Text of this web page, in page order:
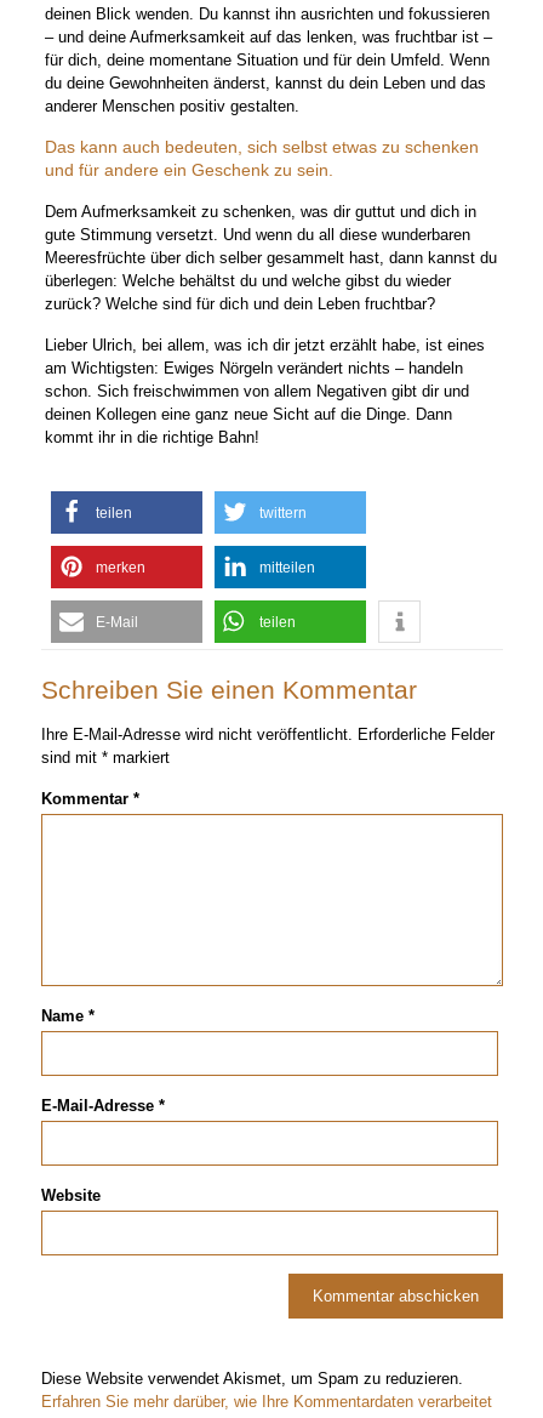
deinen Blick wenden. Du kannst ihn ausrichten und fokussieren
– und deine Aufmerksamkeit auf das lenken, was fruchtbar ist –
für dich, deine momentane Situation und für dein Umfeld. Wenn
du deine Gewohnheiten änderst, kannst du dein Leben und das
anderer Menschen positiv gestalten.
Das kann auch bedeuten, sich selbst etwas zu schenken
und für andere ein Geschenk zu sein.
Dem Aufmerksamkeit zu schenken, was dir guttut und dich in
gute Stimmung versetzt. Und wenn du all diese wunderbaren
Meeresfrüchte über dich selber gesammelt hast, dann kannst du
überlegen: Welche behältst du und welche gibst du wieder
zurück? Welche sind für dich und dein Leben fruchtbar?
Lieber Ulrich, bei allem, was ich dir jetzt erzählt habe, ist eines
am Wichtigsten: Ewiges Nörgeln verändert nichts – handeln
schon. Sich freischwimmen von allem Negativen gibt dir und
deinen Kollegen eine ganz neue Sicht auf die Dinge. Dann
kommt ihr in die richtige Bahn!
teilen twittern
merken mitteilen
E-Mail teilen
Schreiben Sie einen Kommentar
Ihre E-Mail-Adresse wird nicht veröffentlicht. Erforderliche Felder
sind mit *markiert
Kommentar *
Name *
E-Mail-Adresse *
Website
Diese Website verwendet Akismet, um Spam zu reduzieren.
Erfahren Sie mehr darüber, wie Ihre Kommentardaten verarbeitet